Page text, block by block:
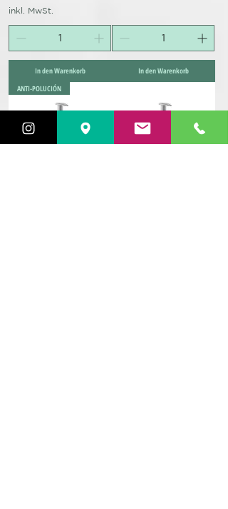
inkl. MwSt.
In den Warenkorb
In den Warenkorb
ANTI-POLUCIÓN